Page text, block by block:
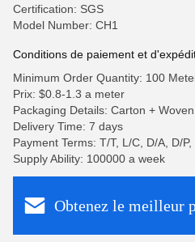
Certification: SGS
Model Number: CH1
Conditions de paiement et
Minimum Order Quantity: 100
Prix: $0.8-1.3 a meter
Packaging Details: Carton +
Delivery Time: 7 days
Payment Terms: T/T, L/C, D/A, D/
Supply Ability: 100000 a week
Obtenez le meilleur